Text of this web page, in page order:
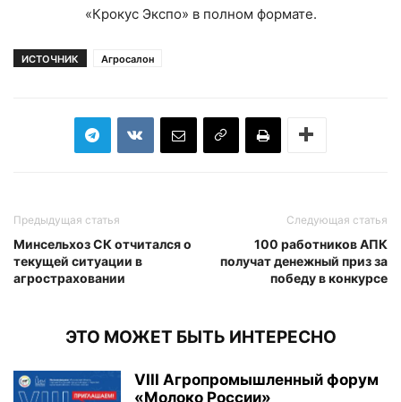
«Крокус Экспо» в полном формате.
ИСТОЧНИК Агросалон
Предыдущая статья
Минсельхоз СК отчитался о
текущей ситуации в
агростраховании
Следующая статья
100 работников АПК
получат денежный приз за
победу в конкурсе
ЭТО МОЖЕТ БЫТЬ ИНТЕРЕСНО
VIII Агропромышленный форум
«Молоко России»